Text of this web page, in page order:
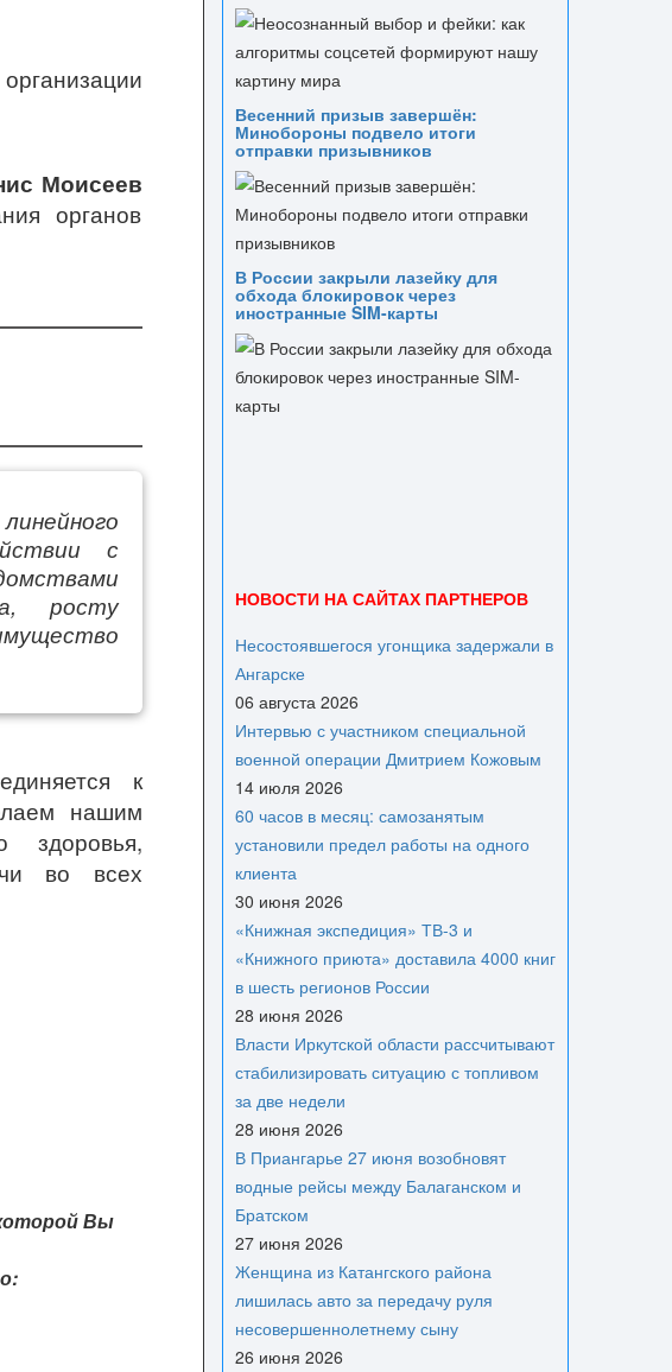
Моисеев
органов
с
росту
к
нашим
здоровья,
во всех
Вы
Весенний призыв завершён:
Минобороны подвело итоги
отправки призывников
В России закрыли лазейку для
обхода блокировок через
иностранные SIM-карты
НОВОСТИ НА САЙТАХ ПАРТНЕРОВ
Несостоявшегося угонщика задержали в
Ангарске
06 августа 2026
Интервью с участником специальной
военной операции Дмитрием Кожовым
14 июля 2026
60 часов в месяц: самозанятым
установили предел работы на одного
клиента
30 июня 2026
«Книжная экспедиция» ТВ-3 и
«Книжного приюта» доставила 4000 книг
в шесть регионов России
28 июня 2026
Власти Иркутской области рассчитывают
стабилизировать ситуацию с топливом
за две недели
28 июня 2026
В Приангарье 27 июня возобновят
водные рейсы между Балаганском и
Братском
27 июня 2026
Женщина из Катангского района
лишилась авто за передачу руля
несовершеннолетнему сыну
26 июня 2026